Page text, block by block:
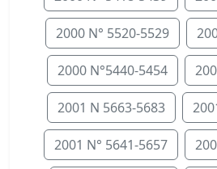
2000 N° 5520-5529
2000 N°5440-5454
2001 N 5663-5683
2001 N° 5641-5657